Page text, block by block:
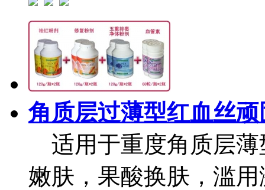
角质层过薄型红血丝
适用于重度角质层薄
嫩肤，果酸换肤，滥